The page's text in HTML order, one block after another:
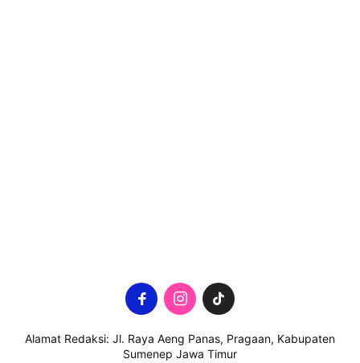
Alamat Redaksi: Jl. Raya Aeng Panas, Pragaan, Kabupaten
Sumenep Jawa Timur